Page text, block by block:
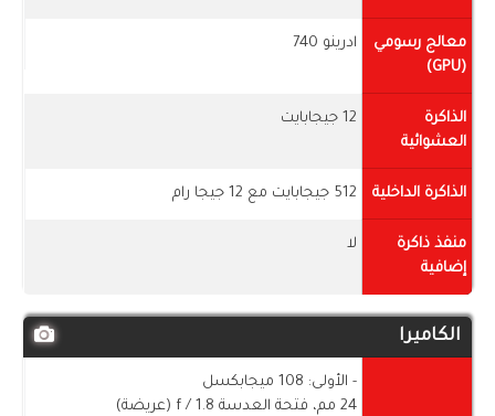
معالج رسومي
(GPU)
ادرينو 740
الذاكرة
العشوائية
12 جيجابايت
الذاكرة الداخلية 512 جيجابايت مع 12 جيجا رام
منفذ ذاكرة
إضافية
لا
الكاميرا
- الأولى: 108 ميجابكسل
24 مم، فتحة العدسة f / 1.8 (عريضة)